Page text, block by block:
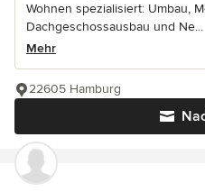
Wohnen spezialisiert: Umbau,
Dachgeschossausbau und Ne...
Mehr
22605 Hamburg